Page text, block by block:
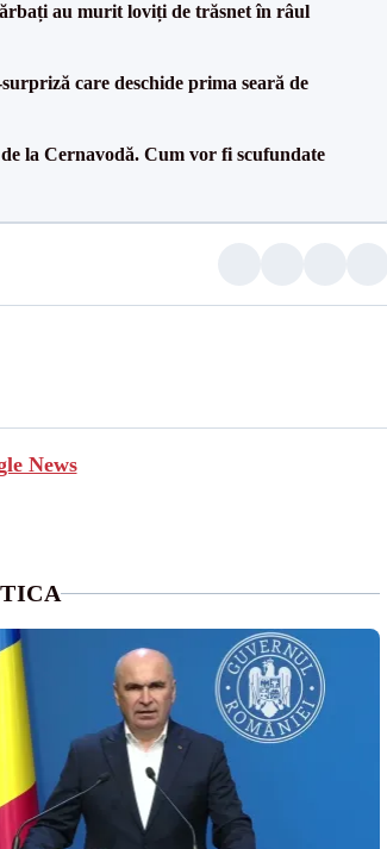
au murit loviți de trăsnet în râul
care deschide prima seară de
la Cernavodă. Cum vor fi scufundate
News